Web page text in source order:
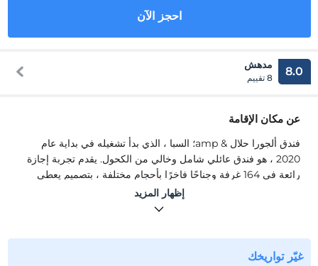
احجز الآن
8.0 مدهش
8 تقييم
عن مكان الإقامة
فندق ألجورا حلال & amp؛ السبا ، الذي بدأ تشغيله في بداية عام
2020 ، هو فندق عائلي شامل وخالي من الكحول. يقدم تجربة إجازة
رائعة في 164 غرفة وجناحًا فاخرًا بأحجام مختلفة ، بتصميم يعطي
الأولوية لراحة النزيل. ما مجموعه 164 غرفة وجناحًا مناسبًا للعائلات
مزودة بمعدات مثالية. اختر أفضل ما يناسبك من غرفنا وأجنحتنا
2020 ، هو فندق عائلي شامل وخالي من الكحول. يقدم تجربة إجازة
إظهار المزيد
غيّر تواريخك